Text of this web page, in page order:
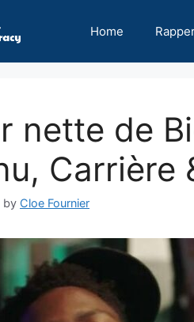
Home
nette de
Carrière
by Cloe Fournier